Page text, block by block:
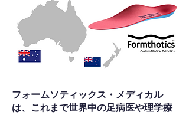
フォームソティックス・メディカル
は、これまで世界中の足病医や理学療